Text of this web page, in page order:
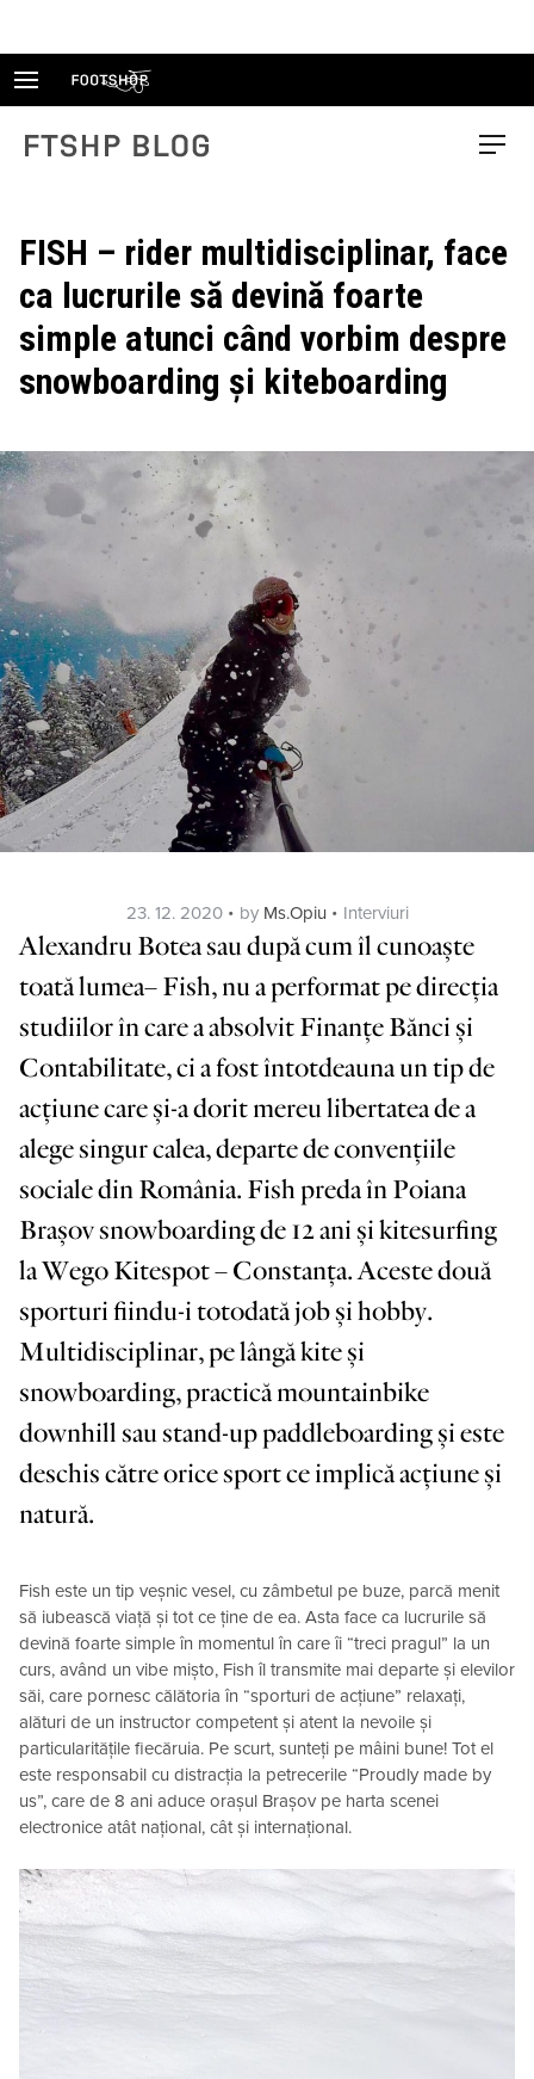
FTSHP blog Menu
FISH – rider multidisciplinar, face
ca lucrurile să devină foarte
simple atunci când vorbim despre
snowboarding și kiteboarding
Posted
on
23. 12. 2020 by Ms.Opiu Categories
Interviuri
Alexandru Botea sau după cum îl cunoaște
toată lumea– Fish, nu a performat pe direcția
studiilor în care a absolvit Finanțe Bănci și
Contabilitate, ci a fost întotdeauna un tip de
acțiune care și-a dorit mereu libertatea de a
alege singur calea, departe de convențiile
sociale din România. Fish preda în Poiana
Brașov snowboarding de 12 ani și kitesurfing
la Wego Kitespot – Constanța. Aceste două
sporturi fiindu-i totodată job și hobby.
Multidisciplinar, pe lângă kite și
snowboarding, practică mountainbike
downhill sau stand-up paddleboarding și este
deschis către orice sport ce implică acțiune și
natură.
Fish este un tip veșnic vesel, cu zâmbetul pe buze, parcă menit
să iubească viață și tot ce ține de ea. Asta face ca lucrurile să
devină foarte simple în momentul în care îi “treci pragul” la un
curs, având un vibe mișto, Fish îl transmite mai departe și elevilor
săi, care pornesc călătoria în “sporturi de acțiune” relaxați,
alături de un instructor competent și atent la nevoile și
particularitățile fiecăruia. Pe scurt, sunteți pe mâini bune! Tot el
este responsabil cu distracția la petrecerile “Proudly made by
us”, care de 8 ani aduce orașul Brașov pe harta scenei
electronice atât național, cât și internațional.